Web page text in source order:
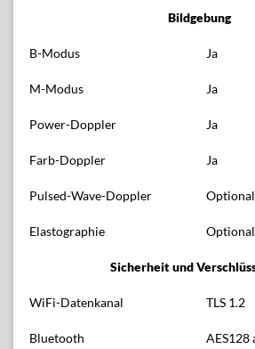
Bildgebung
B-Modus Ja
M-Modus Ja
Power-Doppler Ja
Farb-Doppler Ja
Pulsed-Wave-Doppler Optional
Elastographie Optional
Sicherheit und
WiFi-Datenkanal TLS 1.2
Bluetooth AES128